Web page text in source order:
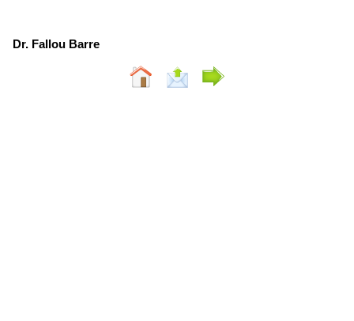
Dr. Fallou Barre